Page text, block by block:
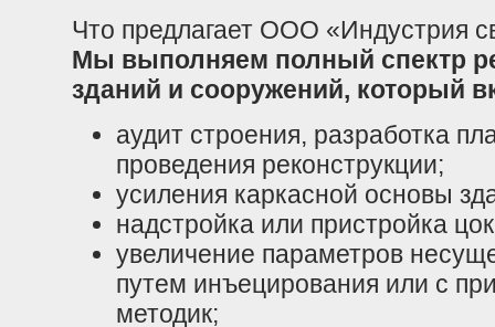
Что предлагает ООО «Индустрия
Мы выполняем полный спектр
зданий и сооружений, который
аудит строения, разработка
проведения реконструкции;
усиления каркасной основы
надстройка или пристройка
увеличение параметров
путем инъецирования или с
методик;